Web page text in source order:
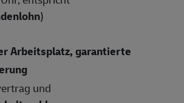
)
Arbeitsplatz, garantierte
und